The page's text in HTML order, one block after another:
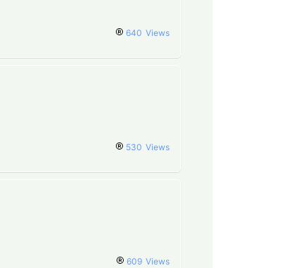
640 Views
530 Views
609 Views